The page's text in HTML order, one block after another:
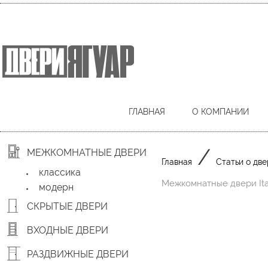
ГЛАВНАЯ О КОМПАНИИ
МЕЖКОМНАТНЫЕ ДВЕРИ
классика
модерн
СКРЫТЫЕ ДВЕРИ
ВХОДНЫЕ ДВЕРИ
РАЗДВИЖНЫЕ ДВЕРИ
Главная / Статьи о
Межкомнатные двери